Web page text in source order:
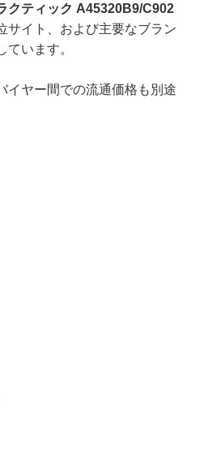
クティック A45320B9/C902
サイト、および主要なブラン
ています。
イヤー間での流通価格も別途